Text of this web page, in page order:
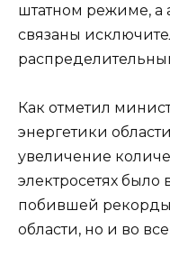
штатном режиме, а
связаны
Как отметил
энергетики
увеличение
электросетях
побившей рекорды
области, но и во